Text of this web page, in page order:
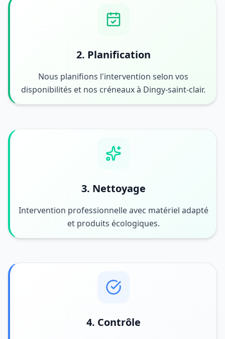
2. Planification
Nous planifions l'intervention selon vos
disponibilités et nos créneaux à Dingy-saint-clair.
3. Nettoyage
Intervention professionnelle avec matériel adapté
et produits écologiques.
4. Contrôle